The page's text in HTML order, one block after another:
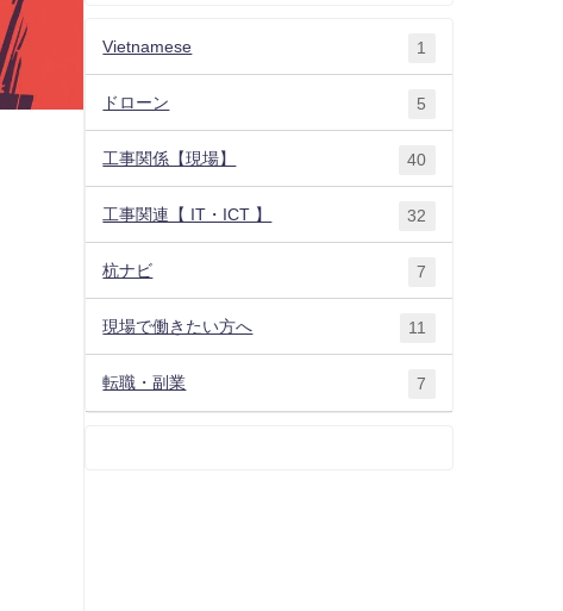
Vietnamese 1
ドローン 5
工事関係【現場】 40
工事関連【 IT・ICT 】 32
杭ナビ 7
現場で働きたい方へ 11
転職・副業 7